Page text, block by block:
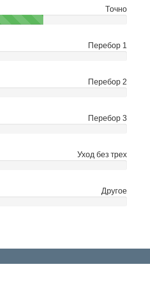
Точно
Перебор 1
Перебор 2
Перебор 3
Уход без трех
Другое